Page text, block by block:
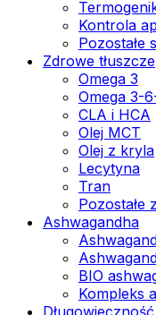
Kontrola
Pozostałe
Zdrowe tłuszcze
Omega 3
Omega 3-
CLA i HCA
Olej MCT
Olej z kryla
Lecytyna
Tran
Pozostałe
Ashwagandha
BIO
Kompleks
Długowieczność